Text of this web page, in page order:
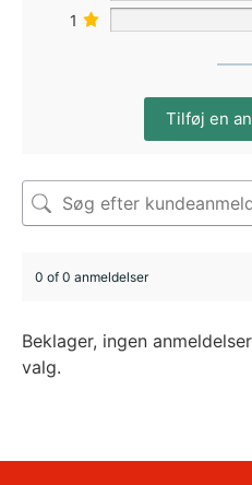
1
Tilføj en
0 of 0 anmeldelser
Beklager, ingen
valg.